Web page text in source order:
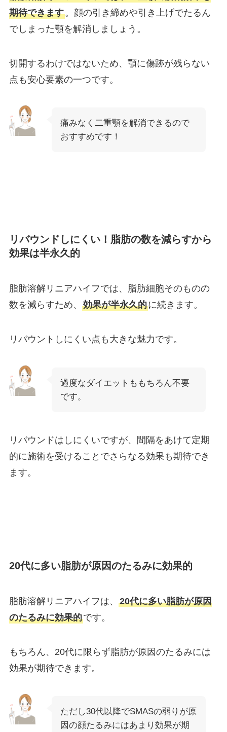
期待できます。顔の引き締めや引き上げでたるん
でしまった顎を解消しましょう。
切開するわけではないため、顎に傷跡が残らない
点も安心要素の一つです。
痛みなく二重顎を解消できるので
おすすめです！
リバウンドしにくい！脂肪の数を減らすから
効果は半永久的
脂肪溶解リニアハイフでは、脂肪細胞そのものの
数を減らすため、 効果が半永久的に続きます。
リバウントしにくい点も大きな魅力です。
過度なダイエットももちろん不要
です。
リバウンドはしにくいですが、間隔をあけて定期
的に施術を受けることでさらなる効果も期待でき
ます。
20代に多い脂肪が原因のたるみに効果的
脂肪溶解リニアハイフは、 20代に多い脂肪が原因
のたるみに効果的です。
もちろん、20代に限らず脂肪が原因のたるみには
効果が期待できます。
ただし30代以降でSMASの弱りが原
因の顔たるみにはあまり効果が期